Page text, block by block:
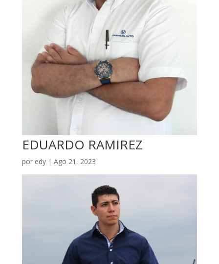
EDUARDO RAMIREZ
por edy| Ago 21, 2023